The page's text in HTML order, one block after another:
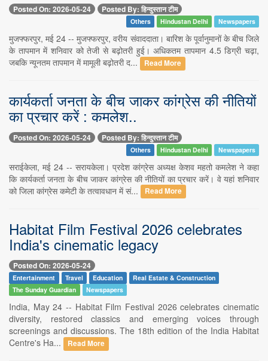
Posted On: 2026-05-24 Posted By: हिन्दुस्तान टीम
Others Hindustan Delhi Newspapers
मुजफ्फरपुर, मई 24 -- मुजफ्फरपुर, वरीय संवाददाता। बारिश के पूर्वानुमानों के बीच जिले
के तापमान में शनिवार को तेजी से बढ़ोतरी हुई। अधिकतम तापमान 4.5 डिग्री चढ़ा,
जबकि न्यूनतम तापमान में मामूली बढ़ोतरी द...
Read More
कार्यकर्ता जनता के बीच जाकर कांग्रेस की नीतियों
का प्रचार करें : कमलेश..
Posted On: 2026-05-24 Posted By: हिन्दुस्तान टीम
Others Hindustan Delhi Newspapers
सराईकेला, मई 24 -- सरायकेला। प्रदेश कांग्रेस अध्यक्ष केशव महतो कमलेश ने कहा
कि कार्यकर्ता जनता के बीच जाकर कांग्रेस की नीतियों का प्रचार करें। वे यहां शनिवार
को जिला कांग्रेस कमेटी के तत्वावधान में सं...
Read More
Habitat Film Festival 2026 celebrates
India's cinematic legacy
Posted On: 2026-05-24
Entertainment Travel Education
Real Estate & Construction
The Sunday Guardian
Newspapers
India, May 24 -- Habitat Film Festival 2026 celebrates cinematic
diversity, restored classics and emerging voices through
screenings and discussions. The 18th edition of the India Habitat
Centre's Ha...
Read More